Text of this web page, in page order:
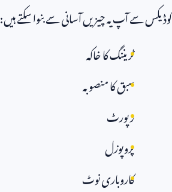
کوڈیکس سے آپ یہ چیزیں آسانی سے بنوا سکتے ہیں:
ٹریننگ کا خاکہ
سبق کا منصوبہ
رپورٹ
پروپوزل
کاروباری نوٹ